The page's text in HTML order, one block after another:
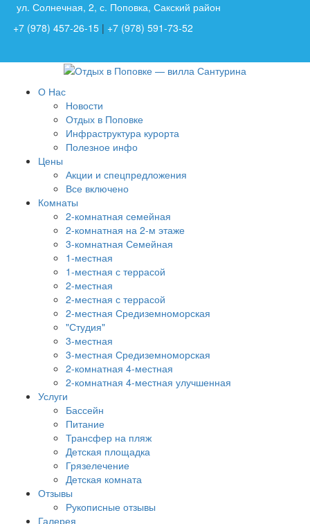
ул. Солнечная, 2, с. Поповка, Сакский район
+7 (978) 457-26-15 | +7 (978) 591-73-52
О Нас
Новости
Отдых в Поповке
Инфраструктура курорта
Полезное инфо
Цены
Акции и спецпредложения
Все включено
Комнаты
2-комнатная семейная
2-комнатная на 2-м этаже
3-комнатная Семейная
1-местная
1-местная с террасой
2-местная
2-местная с террасой
2-местная Средиземноморская
"Студия"
3-местная
3-местная Средиземноморская
2-комнатная 4-местная
2-комнатная 4-местная улучшенная
Услуги
Бассейн
Питание
Трансфер на пляж
Детская площадка
Грязелечение
Детская комната
Отзывы
Рукописные отзывы
Галерея